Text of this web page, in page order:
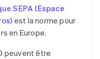
SEPA (Espace
est la norme pour
en Europe.
peuvent être